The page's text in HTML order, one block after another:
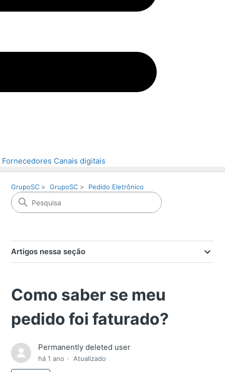
Fornecedores Canais digitais
GrupoSC GrupoSC Pedido Eletrônico
Artigos nessa seção
Como saber se meu
pedido foi faturado?
Permanently deleted user
há 1 ano Atualizado